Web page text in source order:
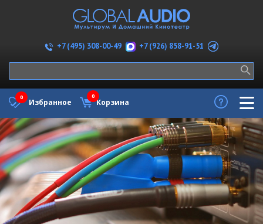
+7 (495) 308-00-49 +7 (926) 858-91-51
Избранное
0
Корзина
0